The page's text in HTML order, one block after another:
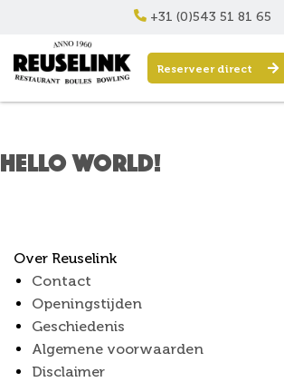
+31 (0)543 51 81 65
Reserveer direct
Hello world!
Over Reuselink
Contact
Openingstijden
Geschiedenis
Algemene voorwaarden
Disclaimer